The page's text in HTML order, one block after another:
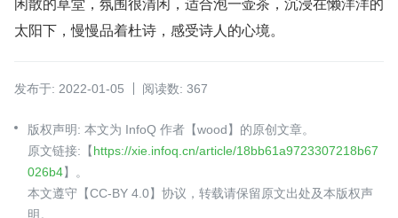
太阳下，慢慢品着杜诗，感受诗人的心境。
发布于: 2022-01-05 阅读数: 367
版权声明: 本文为 InfoQ 作者【wood】的原创文章。
原文链接:【https://xie.infoq.cn/article/18bb61a9723307218b67
026b4】。
本文遵守【CC-BY 4.0】协议，转载请保留原文出处及本版权声
明。